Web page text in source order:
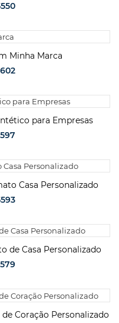
Minha Marca
para Empresas
Casa Personalizado
de Casa Personalizado
Coração Personalizado